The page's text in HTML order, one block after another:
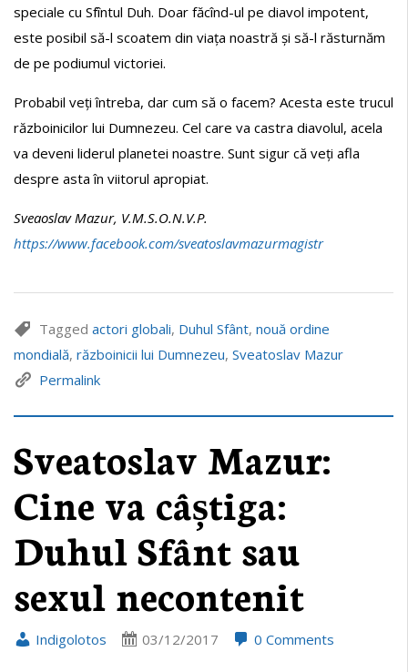
speciale cu Sfîntul Duh. Doar făcînd-ul pe diavol impotent,
este posibil să-l scoatem din viața noastră și să-l răsturnăm
de pe podiumul victoriei.
Probabil veți întreba, dar cum să o facem? Acesta este trucul
războinicilor lui Dumnezeu. Cel care va castra diavolul, acela
va deveni liderul planetei noastre. Sunt sigur că veți afla
despre asta în viitorul apropiat.
Sveaoslav Mazur, V.M.S.O.N.V.P.
https://www.facebook.com/sveatoslavmazurmagistr
Tagged actori globali, Duhul Sfânt, nouă ordine
mondială, războinicii lui Dumnezeu, Sveatoslav Mazur
Permalink
Sveatoslav Mazur:
Cine va câștiga:
Duhul Sfânt sau
sexul necontenit
Indigolotos 03/12/2017 0 Comments